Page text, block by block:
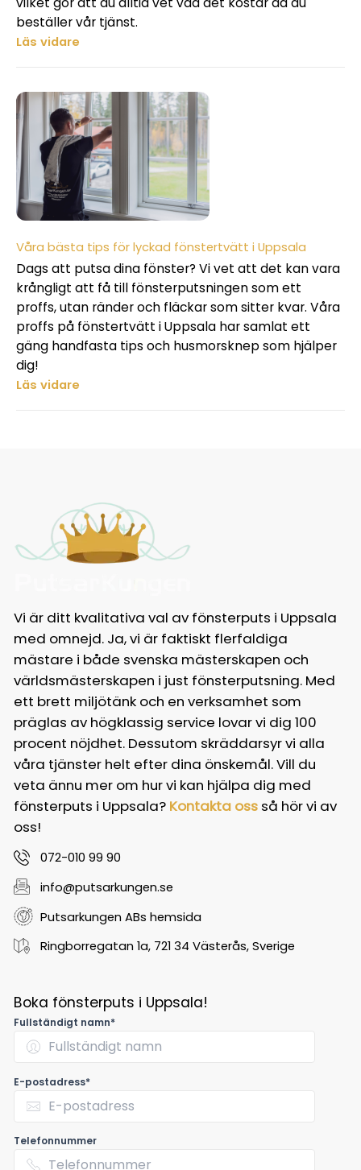
beställer vår tjänst.
Läs vidare
Våra bästa tips för lyckad fönstertvätt i Uppsala
Dags att putsa dina fönster? Vi vet att det kan vara
krångligt att få till fönsterputsningen som ett
proffs, utan ränder och fläckar som sitter kvar. Våra
proffs på fönstertvätt i Uppsala har samlat ett
gäng handfasta tips och husmorsknep som hjälper
dig!
Läs vidare
Vi är ditt kvalitativa val av fönsterputs i Uppsala
med omnejd. Ja, vi är faktiskt flerfaldiga
mästare i både svenska mästerskapen och
världsmästerskapen i just fönsterputsning. Med
ett brett miljötänk och en verksamhet som
präglas av högklassig service lovar vi dig 100
procent nöjdhet. Dessutom skräddarsyr vi alla
våra tjänster helt efter dina önskemål. Vill du
veta ännu mer om hur vi kan hjälpa dig med
fönsterputs i Uppsala? Kontakta ossså hör vi av
oss!
072-010 99 90
info@putsarkungen.se
Putsarkungen ABs hemsida
Ringborregatan 1a, 721 34 Västerås, Sverige
Boka fönsterputs i Uppsala!
Fullständigt namn*
E-postadress*
Telefonnummer